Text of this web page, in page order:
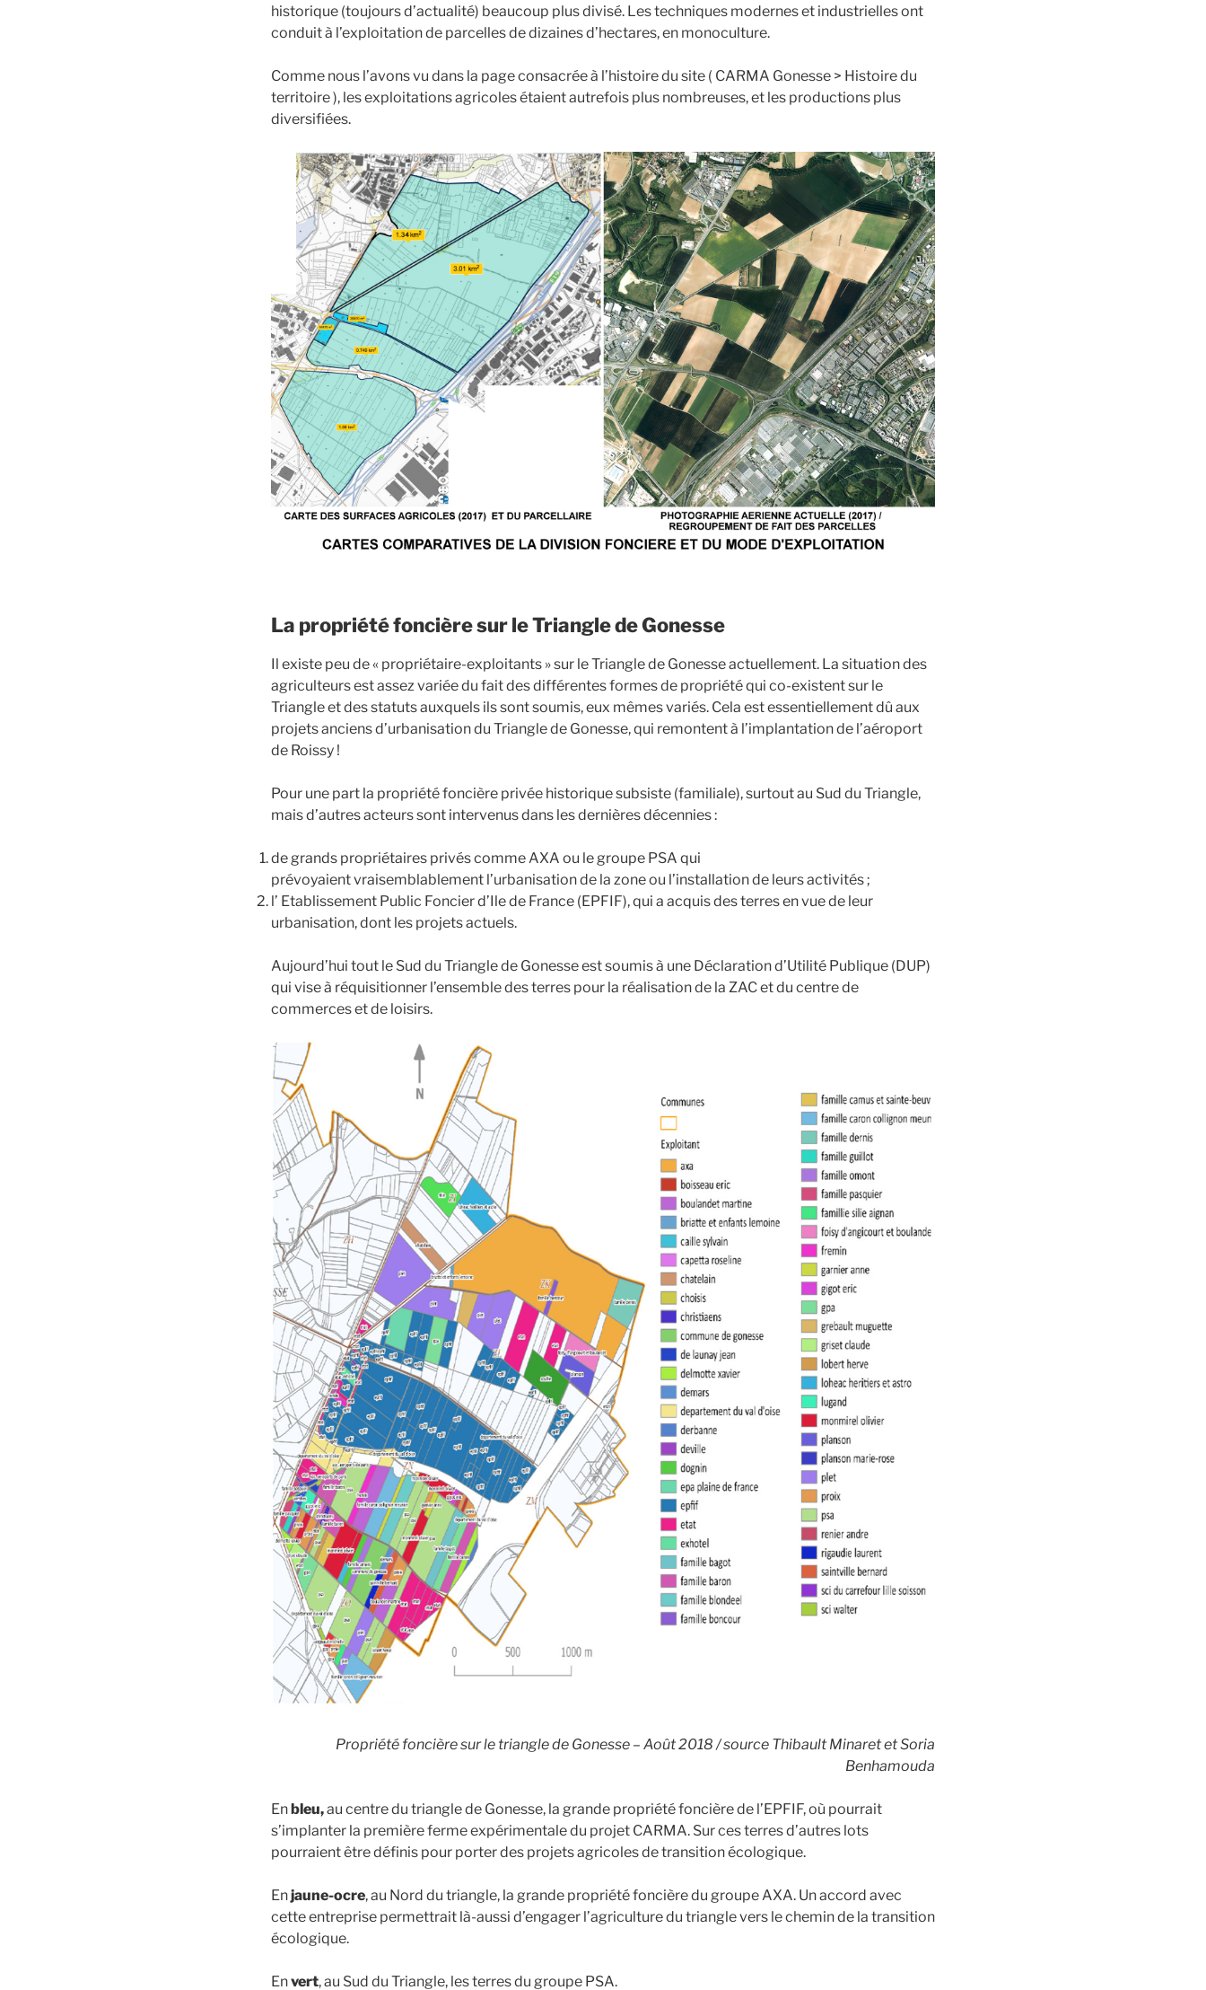
historique (toujours d’actualité) beaucoup plus divisé. Les techniques modernes et industrielles ont
conduit à l’exploitation de parcelles de dizaines d’hectares, en monoculture.
Comme nous l’avons vu dans la page consacrée à l’histoire du site ( CARMA Gonesse > Histoire du
territoire ), les exploitations agricoles étaient autrefois plus nombreuses, et les productions plus
diversifiées.
La propriété foncière sur le Triangle de Gonesse
Il existe peu de « propriétaire-exploitants » sur le Triangle de Gonesse actuellement. La situation des
agriculteurs est assez variée du fait des différentes formes de propriété qui co-existent sur le
Triangle et des statuts auxquels ils sont soumis, eux mêmes variés. Cela est essentiellement dû aux
projets anciens d’urbanisation du Triangle de Gonesse, qui remontent à l’implantation de l’aéroport
de Roissy !
Pour une part la propriété foncière privée historique subsiste (familiale), surtout au Sud du Triangle,
mais d’autres acteurs sont intervenus dans les dernières décennies :
de grands propriétaires privés comme AXA ou le groupe PSA qui
prévoyaient vraisemblablement l’urbanisation de la zone ou l’installation de leurs activités ;
l’ Etablissement Public Foncier d’Ile de France (EPFIF), qui a acquis des terres en vue de leur
urbanisation, dont les projets actuels.
Aujourd’hui tout le Sud du Triangle de Gonesse est soumis à une Déclaration d’Utilité Publique (DUP)
qui vise à réquisitionner l’ensemble des terres pour la réalisation de la ZAC et du centre de
commerces et de loisirs.
Propriété foncière sur le triangle de Gonesse – Août 2018 / source Thibault Minaret et Soria
Benhamouda
Enbleu,au centre du triangle de Gonesse, la grande propriété foncière de l’EPFIF, où pourrait
s’implanter la première ferme expérimentale du projet CARMA. Sur ces terres d’autres lots
pourraient être définis pour porter des projets agricoles de transition écologique.
Enjaune-ocre, au Nord du triangle, la grande propriété foncière du groupe AXA. Un accord avec
cette entreprise permettrait là-aussi d’engager l’agriculture du triangle vers le chemin de la transition
écologique.
Envert, au Sud du Triangle, les terres du groupe PSA.